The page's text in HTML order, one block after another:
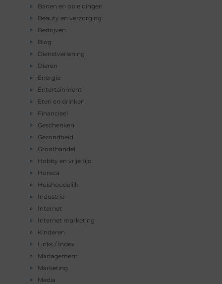
Banen en opleidingen
Beauty en verzorging
Bedrijven
Blog
Dienstverlening
Dieren
Energie
Entertainment
Eten en drinken
Financieel
Geschenken
Gezondheid
Groothandel
Hobby en vrije tijd
Horeca
Huishoudelijk
Industrie
Internet
Internet marketing
Kinderen
Links / Index
Management
Marketing
Media